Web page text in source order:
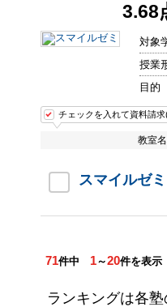
3.68
対象
授業
目的
チェックを入れて資料請求
教室
スマイルゼミ
71件中 1～20件を表示
ランキングは各